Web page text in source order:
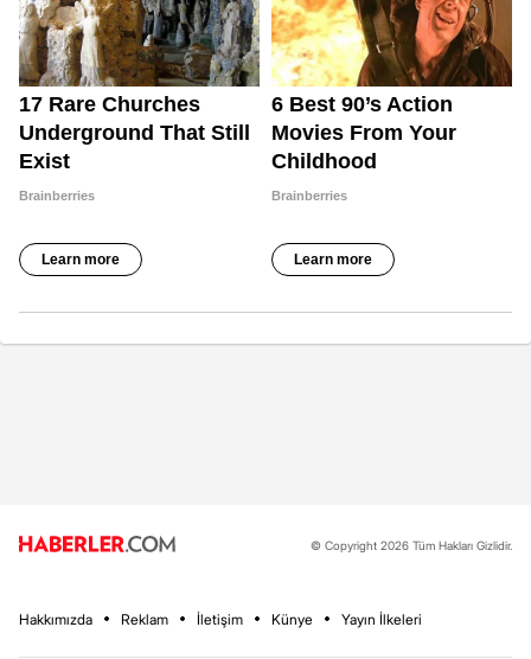
© Copyright 2026 Tüm Hakları Gizlidir.
Hakkımızda Reklam İletişim Künye Yayın İlkeleri